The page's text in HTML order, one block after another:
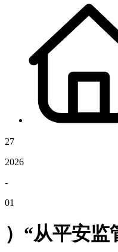
27
2026
-
01
）“从平安监